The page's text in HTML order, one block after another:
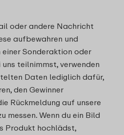
oder andere Nachricht
aufbewahren und
einer Sonderaktion oder
teilnimmst, verwenden
Daten lediglich dafür,
den Gewinner
Rückmeldung auf unsere
messen. Wenn du ein Bild
Produkt hochlädst,